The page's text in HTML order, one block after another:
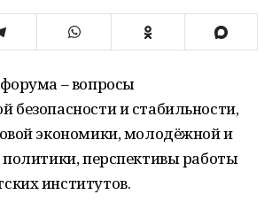
– вопросы
безопасности и стабильности,
экономики, молодёжной и
политики, перспективы работы
институтов.